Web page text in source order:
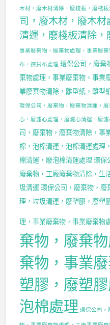
木材，廢木材清除，廢棧板，廢棧
司，廢木材，廢木
清運，廢棧板清除，
事業廢棄物，廢棄物處理，事業廢
布，擦拭布處理 環保公司，廢棄
棄物處理，事業廢棄物，事業
業廢棄物清除，離型紙，離型
環保公司，廢棄物，廢棄物清運，
心，廢濾心處理，廢濾心清運，廢
司，廢棄物，廢棄物清除，事
棉，泡棉清運，泡棉清運處理
棉清運，廢泡棉清運處理 環保
廢棄物，工廠廢棄物清除，生
圾清運 環保公司，廢棄物，廢
理，垃圾清運，廢塑膠，廢塑
理，事業廢棄物，事業廢棄物
棄物，廢棄
棄物，事業
塑膠，廢塑
泡棉處理 環保公司，